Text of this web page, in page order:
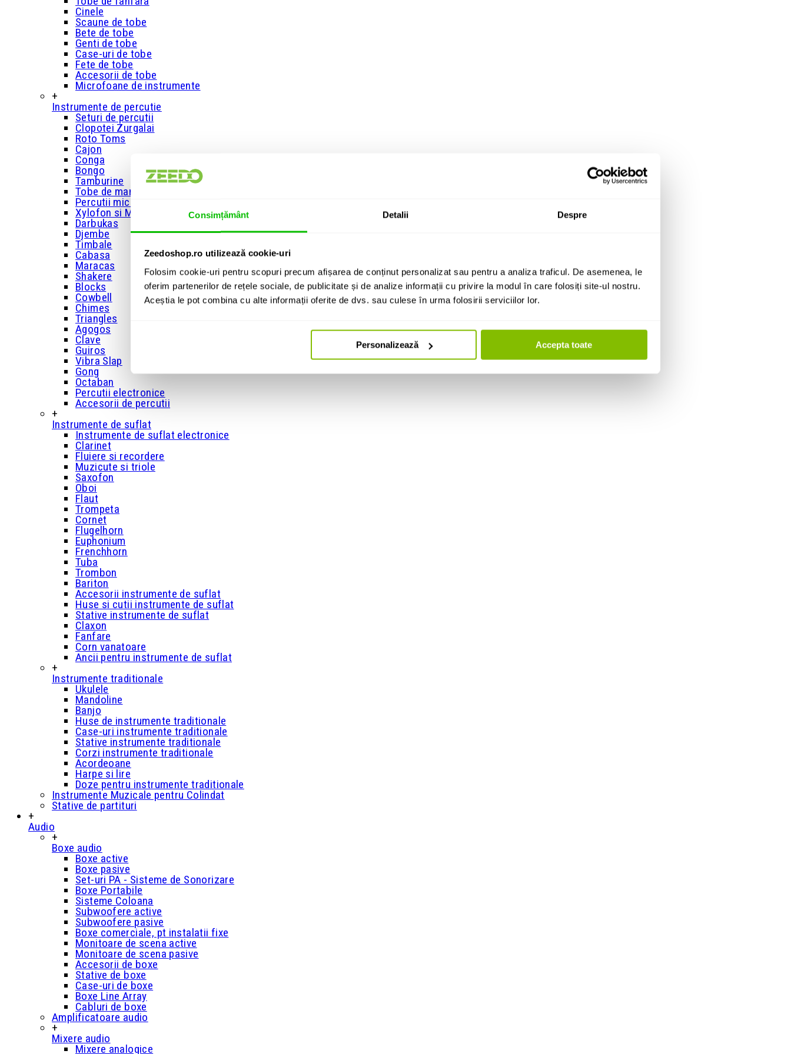
Consimțământ Detalii Despre
Zeedoshop.ro utilizează cookie-uri
Folosim cookie-uri pentru scopuri precum afișarea de conținut personalizat sau pentru a analiza traficul. De asemenea, le
oferim partenerilor de rețele sociale, de publicitate și de analize informații cu privire la modul în care folosiți site-ul nostru.
Aceștia le pot combina cu alte informații oferite de dvs. sau culese în urma folosirii serviciilor lor.
Personalizează Accepta toate
Cinele
Scaune de tobe
Bete de tobe
Genti de tobe
Case-uri de tobe
Fete de tobe
Accesorii de tobe
Microfoane de instrumente
+
Instrumente de percutie
Seturi de percutii
Clopotei Zurgalai
Roto Toms
Cajon
Conga
Bongo
Tamburine
Tobe de mana
Percutii mici
Xylofon si Metalofon
Darbukas
Djembe
Timbale
Cabasa
Maracas
Shakere
Blocks
Cowbell
Chimes
Triangles
Agogos
Clave
Guiros
Vibra Slap
Gong
Octaban
Percutii electronice
Accesorii de percutii
+
Instrumente de suflat
Instrumente de suflat electronice
Clarinet
Fluiere si recordere
Muzicute si triole
Saxofon
Oboi
Flaut
Trompeta
Cornet
Flugelhorn
Euphonium
Frenchhorn
Tuba
Trombon
Bariton
Accesorii instrumente de suflat
Huse si cutii instrumente de suflat
Stative instrumente de suflat
Claxon
Fanfare
Corn vanatoare
Ancii pentru instrumente de suflat
+
Instrumente traditionale
Ukulele
Mandoline
Banjo
Huse de instrumente traditionale
Case-uri instrumente traditionale
Stative instrumente traditionale
Corzi instrumente traditionale
Acordeoane
Harpe si lire
Doze pentru instrumente traditionale
Instrumente Muzicale pentru Colindat
Stative de partituri
+
Audio
+
Boxe audio
Boxe active
Boxe pasive
Set-uri PA - Sisteme de Sonorizare
Boxe Portabile
Sisteme Coloana
Subwoofere active
Subwoofere pasive
Boxe comerciale, pt instalatii fixe
Monitoare de scena active
Monitoare de scena pasive
Accesorii de boxe
Stative de boxe
Case-uri de boxe
Boxe Line Array
Cabluri de boxe
Amplificatoare audio
+
Mixere audio
Mixere analogice